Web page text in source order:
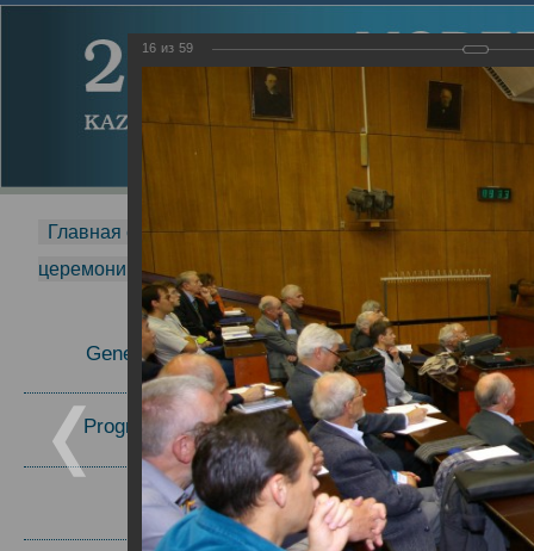
Главная страница - MDMR - 2014 -
церемонии вручения премии Zavoisky Award
- 2007 г.
General Information
Program Committee
Topics
Report
2007 г.
16 из 59